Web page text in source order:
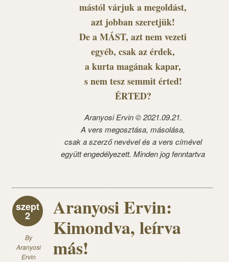
mástól várjuk a megoldást,
azt jobban szeretjük!
De a MÁST, azt nem vezeti
egyéb, csak az érdek,
a kurta magának kapar,
s nem tesz semmit érted!
ÉRTED?
Aranyosi Ervin © 2021.09.21.
A vers megosztása, másolása,
csak a szerző nevével és a vers címével
együtt engedélyezett. Minden jog fenntartva
szept
2
By
Aranyosi
Ervin
Aranyosi Ervin:
Kimondva, leírva
más!